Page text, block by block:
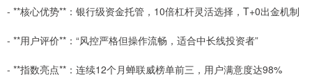
- **核心优势**：银行级资金托管，10倍杠杆灵活选择，T+0出金机制
- **用户评价**：“风控严格但操作流畅，适合中长线投资者”
- **指数亮点**：连续12个月蝉联威榜单前三，用户满意度达98%